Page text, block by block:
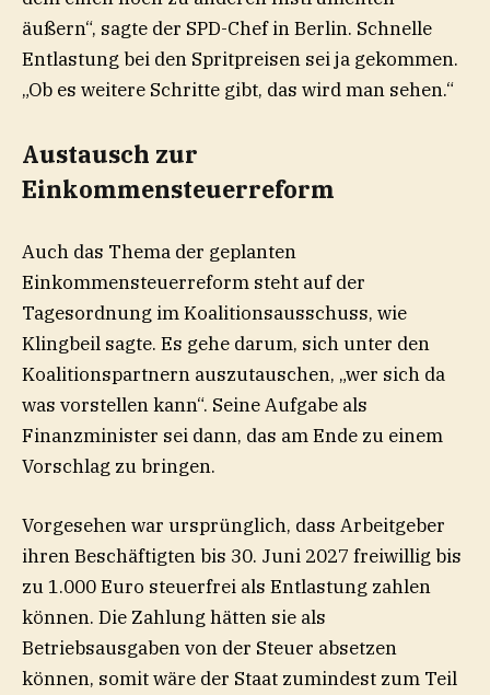
äußern“, sagte der SPD-Chef in Berlin. Schnelle
Entlastung bei den Spritpreisen sei ja gekommen.
„Ob es weitere Schritte gibt, das wird man sehen.“
Austausch zur
Einkommensteuerreform
Auch das Thema der geplanten
Einkommensteuerreform steht auf der
Tagesordnung im Koalitionsausschuss, wie
Klingbeil sagte. Es gehe darum, sich unter den
Koalitionspartnern auszutauschen, „wer sich da
was vorstellen kann“. Seine Aufgabe als
Finanzminister sei dann, das am Ende zu einem
Vorschlag zu bringen.
Vorgesehen war ursprünglich, dass Arbeitgeber
ihren Beschäftigten bis 30. Juni 2027 freiwillig bis
zu 1.000 Euro steuerfrei als Entlastung zahlen
können. Die Zahlung hätten sie als
Betriebsausgaben von der Steuer absetzen
können, somit wäre der Staat zumindest zum Teil